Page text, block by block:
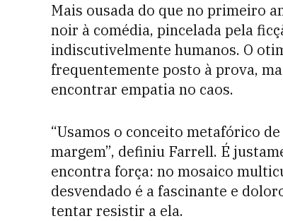
Mais ousada do que no primeiro
noir à comédia, pincelada pela
indiscutivelmente humanos. O
frequentemente posto à prova,
encontrar empatia no caos.
“Usamos o conceito metafórico
margem”, definiu Farrell. É
encontra força: no mosaico
desvendado é a fascinante e
tentar resistir a ela.